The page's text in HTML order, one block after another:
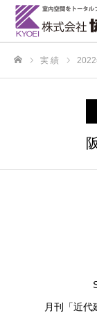
実 績
月刊「近代